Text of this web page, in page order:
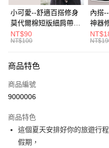
悠遊付
Google Pay
全盈+PAY
大哥付你分期
【大哥付你分期使用說明】
1.本服務由台灣大哥大提供，台灣大
流程，驗證手機門號後，選擇欲分
成交易。
3.實際核准額度、可分期數及費用
4.訂單成立30分鐘內，如未前往確
AFTEE先享後付
【關於「AFTEE先享後付」】
AFTEE先享後付是「在收到商品之
便利好安心！
１．簡單：不需註冊會員、不需綁卡
ATM付款
小可愛--舒適百搭修身
莫代爾棉短版細肩帶素
色背心(白.黑.灰L-2L)-
U582眼圈熊中大尺碼
NT$90
NT$100
內搭
神器
內搭
6L)-
商品特色
商品編號
9000006
商品特色
這個夏天安排好你的旅遊行
假期，